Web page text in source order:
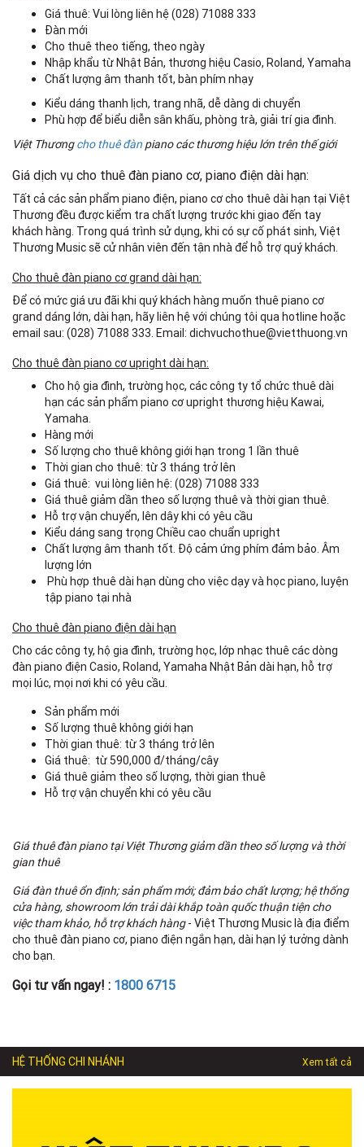
Giá thuê: Vui lòng liên hệ (028) 71088 333
Đàn mới
Cho thuê theo tiếng, theo ngày
Nhập khẩu từ Nhật Bản, thương hiệu Casio, Roland, Yamaha
Chất lượng âm thanh tốt, bàn phím nhạy
Kiểu dáng thanh lịch, trang nhã, dễ dàng di chuyển
Phù hợp để biểu diễn sân khấu, phòng trà, giải trí gia đình.
Việt Thươngcho thuê đàn piano các thương hiệu lớn trên thế giới
Giá dịch vụ cho thuê đàn piano cơ, piano điện dài hạn:
Tất cả các sản phẩm piano điện, piano cơ cho thuê dài hạn tại Việt
Thương đều được kiểm tra chất lượng trước khi giao đến tay
khách hàng. Trong quá trình sử dụng, khi có sự cố phát sinh, Việt
Thương Music sẽ cử nhân viên đến tận nhà để hỗ trợ quý khách.
Cho thuê đàn piano cơ grand dài hạn:
Để có mức giá ưu đãi khi quý khách hàng muốn thuê piano cơ
grand dáng lớn, dài hạn, hãy liên hệ với chúng tôi qua hotline hoặc
email sau: (028) 71088 333. Email: dichvuchothue@vietthuong.vn
Cho thuê đàn piano cơ upright dài hạn:
Cho hộ gia đình, trường học, các công ty tổ chức thuê dài
hạn các sản phẩm piano cơ upright thương hiệu Kawai,
Yamaha.
Hàng mới
Số lượng cho thuê không giới hạn trong 1 lần thuê
Thời gian cho thuê: từ 3 tháng trở lên
Giá thuê: vui lòng liên hệ: (028) 71088 333
Giá thuê giảm dần theo số lượng thuê và thời gian thuê.
Hỗ trợ vận chuyển, lên dây khi có yêu cầu
Kiểu dáng sang trọng Chiều cao chuẩn upright
Chất lượng âm thanh tốt. Độ cảm ứng phím đảm bảo. Âm
lượng lớn
Phù hợp thuê dài hạn dùng cho việc dạy và học piano, luyện
tập piano tại nhà
Cho thuê đàn piano điện dài hạn
Cho các công ty, hộ gia đình, trường học, lớp nhạc thuê các dòng
đàn piano điện Casio, Roland, Yamaha Nhật Bản dài hạn, hỗ trợ
mọi lúc, mọi nơi khi có yêu cầu.
Sản phẩm mới
Số lượng thuê không giới hạn
Thời gian thuê: từ 3 tháng trở lên
Giá thuê: từ 590,000 đ/tháng/cây
Giá thuê giảm theo số lượng, thời gian thuê
Hỗ trợ vận chuyển khi có yêu cầu
Giá thuê đàn piano tại Việt Thương giảm dần theo số lượng và thời
gian thuê
Giá đàn thuê ổn định; sản phẩm mới; đảm bảo chất lượng; hệ thống
cửa hàng, showroom lớn trải dài khắp toàn quốc thuận tiện cho
việc tham khảo, hỗ trợ khách hàng- Việt Thương Music là địa điểm
cho thuê đàn piano cơ, piano điện ngắn hạn, dài hạn lý tưởng dành
cho bạn.
Gọi tư vấn ngay! : 1800 6715
HỆ THỐNG CHI NHÁNH Xem tất cả